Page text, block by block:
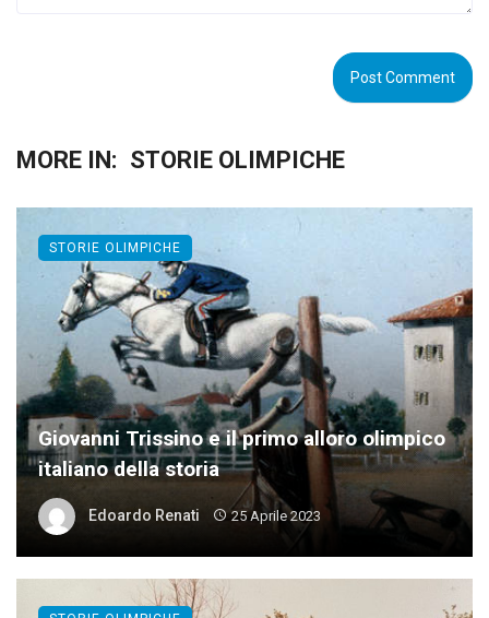
MORE IN: STORIE OLIMPICHE
Giovanni Trissino e il primo alloro olimpico
italiano della storia
Edoardo Renati 25 Aprile 2023
STORIE OLIMPICHE